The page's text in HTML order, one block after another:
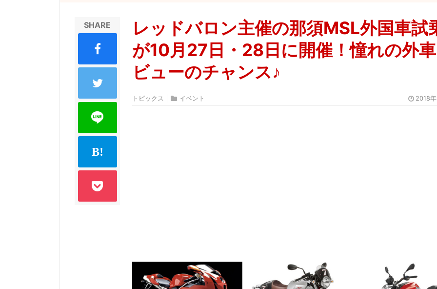
レッドバロン主催の那須MSL外国車試
が10月27日・28日に開催！憧れの外
ビューのチャンス♪
トピックス イベント 2018
SHARE